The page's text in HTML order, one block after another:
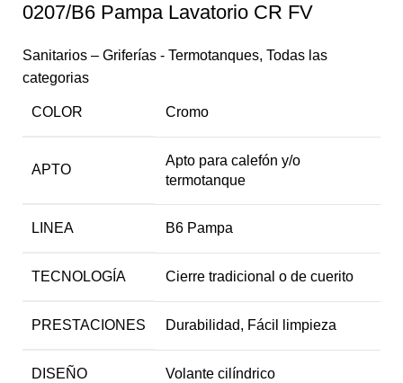
0207/B6 Pampa Lavatorio CR FV
Sanitarios – Griferías - Termotanques, Todas las
categorias
COLOR Cromo
APTO
Apto para calefón y/o
termotanque
LINEA B6 Pampa
TECNOLOGÍA Cierre tradicional o de cuerito
PRESTACIONES Durabilidad, Fácil limpieza
DISEÑO Volante cilíndrico